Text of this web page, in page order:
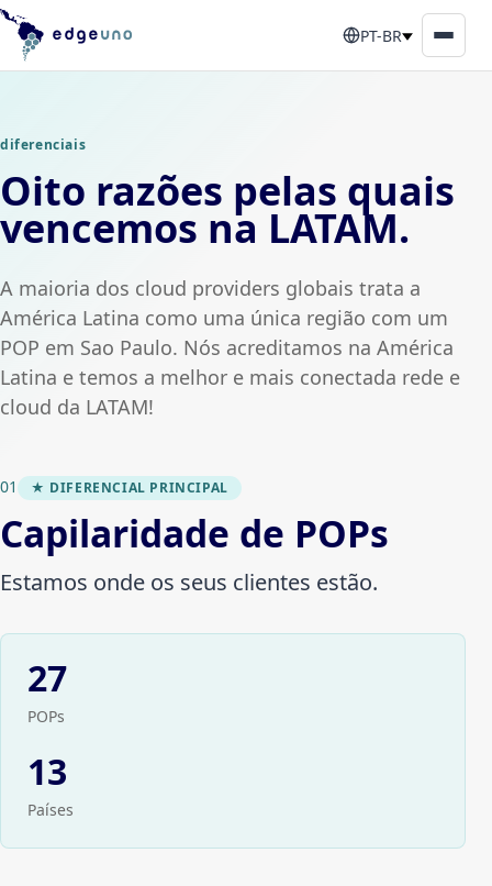
PT-BR
diferenciais
Oito razões pelas quais
vencemos na LATAM.
A maioria dos cloud providers globais trata a
América Latina como uma única região com um
POP em Sao Paulo. Nós acreditamos na América
Latina e temos a melhor e mais conectada rede e
cloud da LATAM!
01 ★ DIFERENCIAL PRINCIPAL
Capilaridade de POPs
Estamos onde os seus clientes estão.
27
POPs
13
Países